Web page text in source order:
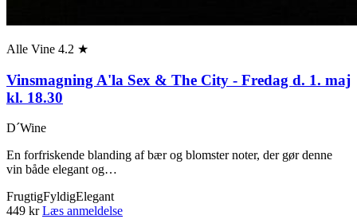
Alle Vine 4.2 ★
Vinsmagning A'la Sex & The City - Fredag d. 1. maj
kl. 18.30
D´Wine
En forfriskende blanding af bær og blomster noter, der gør denne
vin både elegant og…
FrugtigFyldigElegant
449 kr Læs anmeldelse